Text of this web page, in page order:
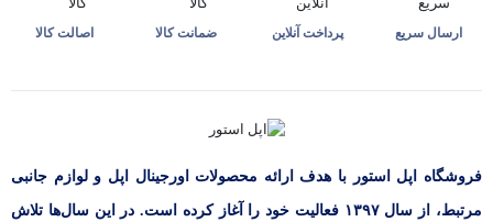
ارسال سریع پرداخت آنلاین ضمانت کالا اصالت کالا
فروشگاه اپل استور با هدف ارائه‌ محصولات اورجینال اپل و لوازم جانبی
مرتبط، از سال ۱۳۹۷ فعالیت خود را آغاز کرده است. در این سال‌ها تلاش